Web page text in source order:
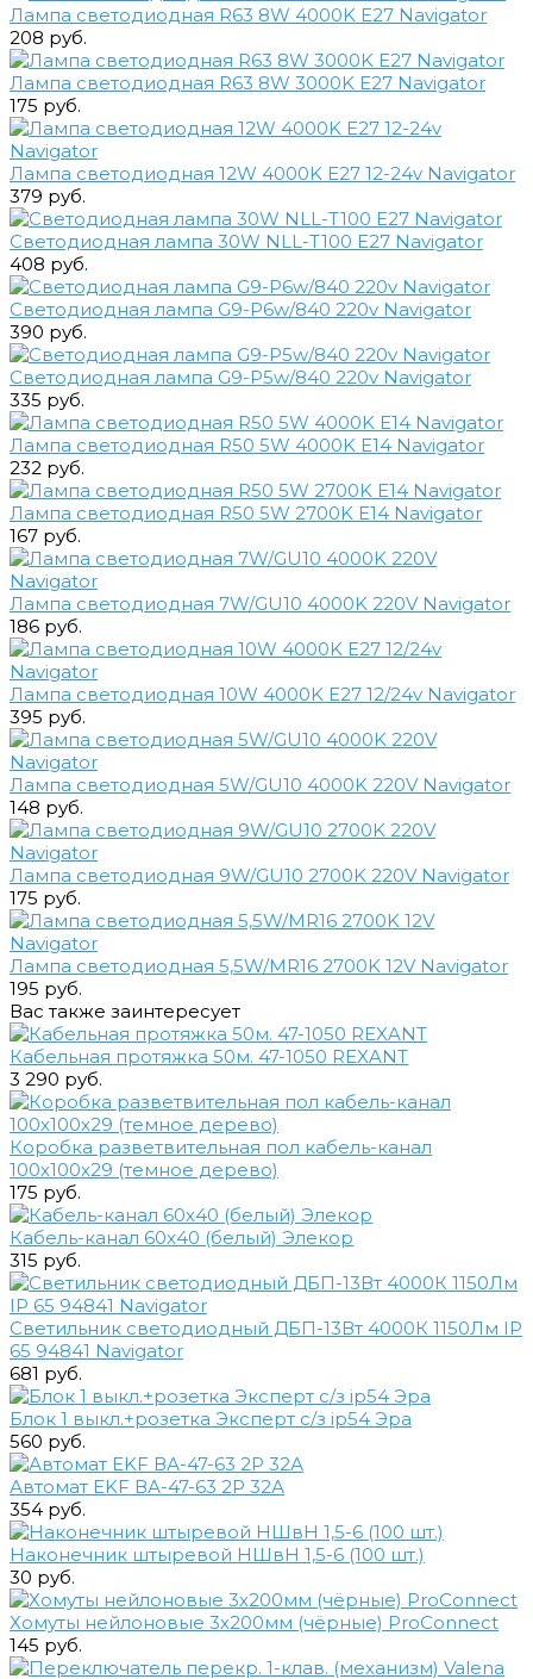
Лампа светодиодная R63 8W 4000K E27 Navigator
208 руб.
Лампа светодиодная R63 8W 3000K E27 Navigator
175 руб.
Лампа светодиодная 12W 4000K E27 12-24v Navigator
379 руб.
Светодиодная лампа 30W NLL-T100 E27 Navigator
408 руб.
Светодиодная лампа G9-P6w/840 220v Navigator
390 руб.
Светодиодная лампа G9-P5w/840 220v Navigator
335 руб.
Лампа светодиодная R50 5W 4000K E14 Navigator
232 руб.
Лампа светодиодная R50 5W 2700K E14 Navigator
167 руб.
Лампа светодиодная 7W/GU10 4000K 220V Navigator
186 руб.
Лампа светодиодная 10W 4000K E27 12/24v Navigator
395 руб.
Лампа светодиодная 5W/GU10 4000K 220V Navigator
148 руб.
Лампа светодиодная 9W/GU10 2700K 220V Navigator
175 руб.
Лампа светодиодная 5,5W/MR16 2700K 12V Navigator
195 руб.
Вас также заинтересует
Кабельная протяжка 50м. 47-1050 REXANT
3 290 руб.
Коробка разветвительная пол кабель-канал
100х100х29 (темное дерево)
175 руб.
Кабель-канал 60х40 (белый) Элекор
315 руб.
Светильник светодиодный ДБП-13Вт 4000К 1150Лм IP
65 94841 Navigator
681 руб.
Блок 1 выкл.+розетка Эксперт с/з ip54 Эра
560 руб.
Автомат EKF ВА-47-63 2Р 32А
354 руб.
Наконечник штыревой НШвН 1,5-6 (100 шт.)
30 руб.
Хомуты нейлоновые 3х200мм (чёрные) ProConnect
145 руб.